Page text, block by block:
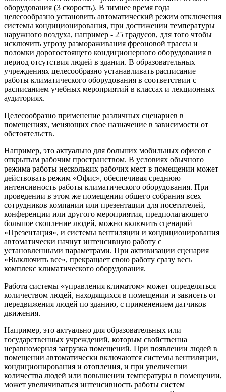
оборудования (3 скорость). В зимнее время года
целесообразно установить автоматический режим отключения
системы кондиционирования, при достижении температуры
наружного воздуха, например - 25 градусов, для того чтобы
исключить угрозу размораживания фреоновой трассы и
поломки дорогостоящего кондиционерного оборудования в
период отсутствия людей в здании. В образовательных
учреждениях целесообразно устанавливать расписание
работы климатического оборудования в соответствии с
расписанием учебных мероприятий в классах и лекционных
аудиториях.
Целесообразно применение различных сценариев в
помещениях, меняющих свое назначение в зависимости от
обстоятельств.
Например, это актуально для больших мобильных офисов с
открытым рабочим пространством. В условиях обычного
режима работы нескольких рабочих мест в помещении может
действовать режим «Офис», обеспечивая среднюю
интенсивность работы климатического оборудования. При
проведении в этом же помещении общего собрания всех
сотрудников компании или презентации для посетителей,
конференции или другого мероприятия, предполагающего
большое скопление людей, можно включить сценарий
«Презентация», и системы вентиляции и кондиционирования
автоматически начнут интенсивную работу с
установленными параметрами. При активизации сценария
«Выключить все», прекращает свою работу сразу весь
комплекс климатического оборудования.
Работа системы «управления климатом» может определяться
количеством людей, находящихся в помещении и зависеть от
передвижения людей по зданию, с применением датчиков
движения.
Например, это актуально для образовательных или
государственных учреждений, которым свойственна
неравномерная загрузка помещений. При появлении людей в
помещении автоматически включаются системы вентиляции,
кондиционирования и отопления, и при увеличении
количества людей или повышении температуры в помещении,
может увеличиваться интенсивность работы систем